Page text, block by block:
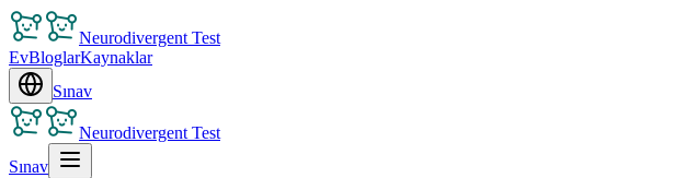
Neurodivergent Test
EvBloglarKaynaklar
Sınav
Neurodivergent Test
Sınav